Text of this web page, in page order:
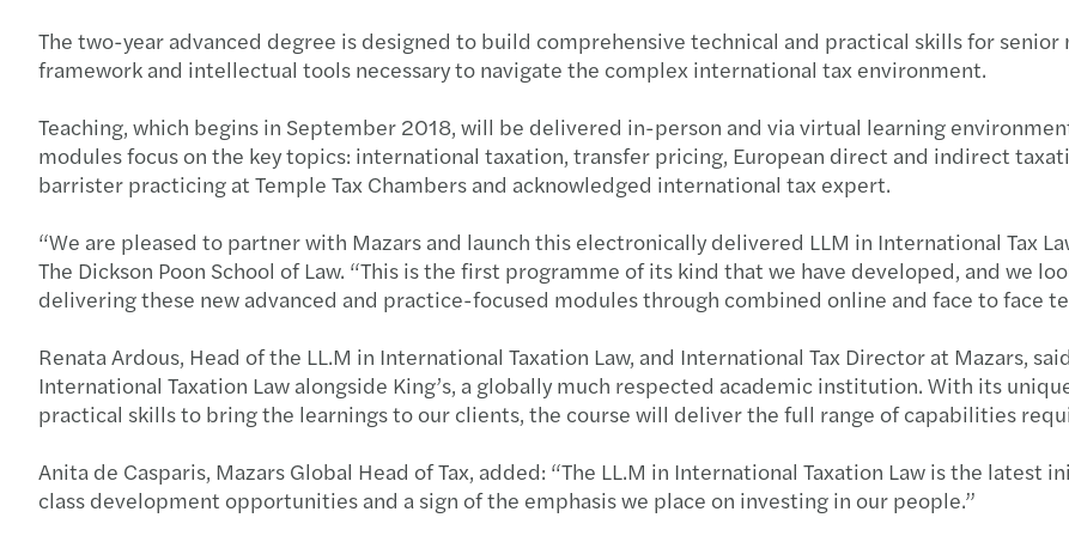
La
The two-year advanced degree is designed to build comprehensive technical and practical skills for
framework and intellectual tools necessary to navigate the complex international tax environment.
Teaching, which begins in September 2018, will be delivered in-person and via virtual learning
modules focus on the key topics: international taxation, transfer pricing, European direct and indirect
barrister practicing at Temple Tax Chambers and acknowledged international tax expert.
“We are pleased to partner with Mazars and launch this electronically delivered LLM in International Tax
The Dickson Poon School of Law. “This is the first programme of its kind that we have developed, and we
delivering these new advanced and practice-focused modules through combined online and face to face
Renata Ardous, Head of the LL.M in International Taxation Law, and International Tax Director at Mazars,
International Taxation Law alongside King’s, a globally much respected academic institution. With its
practical skills to bring the learnings to our clients, the course will deliver the full range of capabilities
Anita de Casparis, Mazars Global Head of Tax, added: “The LL.M in International Taxation Law is the
class development opportunities and a sign of the emphasis we place on investing in our people.”